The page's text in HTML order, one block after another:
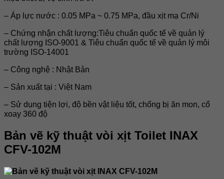
– Áp lực nước : 0.05 MPa ~ 0.75 MPa, đầu xịt mạ Cr/Ni
– Chứng nhận chất lượng:Tiêu chuẩn quốc tế về quản lý
chất lượng ISO-9001 & Tiêu chuẩn quốc tế về quản lý môi
trường ISO-14001
– Công nghệ : Nhật Bản
– Sản xuất tại : Việt Nam
– Sử dụng tiện lợi, độ bền vật liệu tốt, chống bị ăn mon, cổ
xoay 360 độ
Bản vẽ kỹ thuật vòi xịt Toilet INAX
CFV-102M